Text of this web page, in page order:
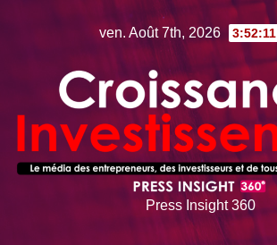
ven. Août 7th, 2026
Press Insight 360